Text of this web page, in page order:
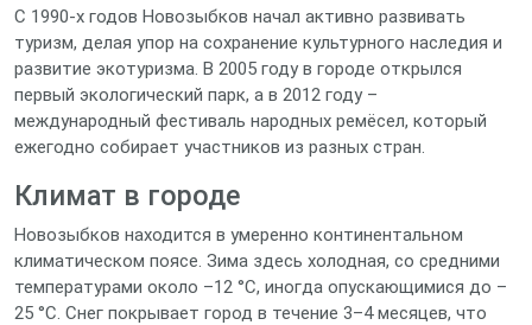
С 1990‑х годов Новозыбков начал активно развивать
туризм, делая упор на сохранение культурного наследия и
развитие экотуризма. В 2005 году в городе открылся
первый экологический парк, а в 2012 году –
международный фестиваль народных ремёсел, который
ежегодно собирает участников из разных стран.
Климат в городе
Новозыбков находится в умеренно континентальном
климатическом поясе. Зима здесь холодная, со средними
температурами около –12 °C, иногда опускающимися до –
25 °C. Снег покрывает город в течение 3–4 месяцев, что